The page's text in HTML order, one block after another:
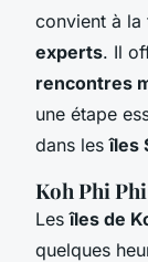
convient à la
experts. Il
rencontres
une étape
dans lesîles
Koh Phi
Lesîles de
quelques